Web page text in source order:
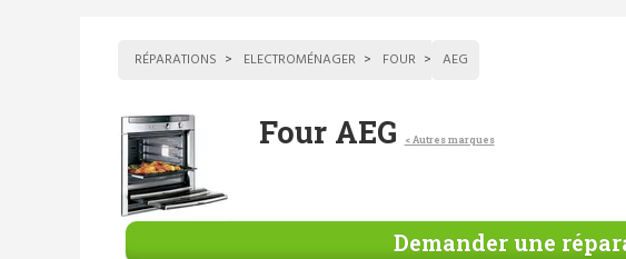
RÉPARATIONS ELECTROMÉNAGER FOUR AEG
Four AEG < Autres marques
Demander une